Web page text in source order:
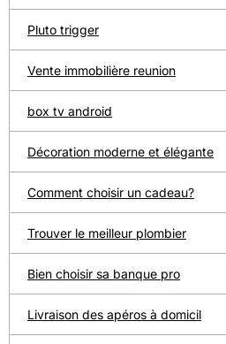
Pluto trigger
Vente immobilière reunion
box tv android
Décoration moderne et élégante
Comment choisir un cadeau?
Trouver le meilleur plombier
Bien choisir sa banque pro
Livraison des apéros à domicil